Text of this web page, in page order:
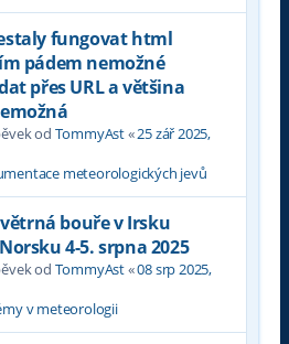
fungovat html
pádem nemožné
přes URL a většina
od TommyAst«25 zář 2025,
meteorologických jevů
bouře v Irsku
4-5. srpna 2025
od TommyAst«08 srp 2025,
v meteorologii